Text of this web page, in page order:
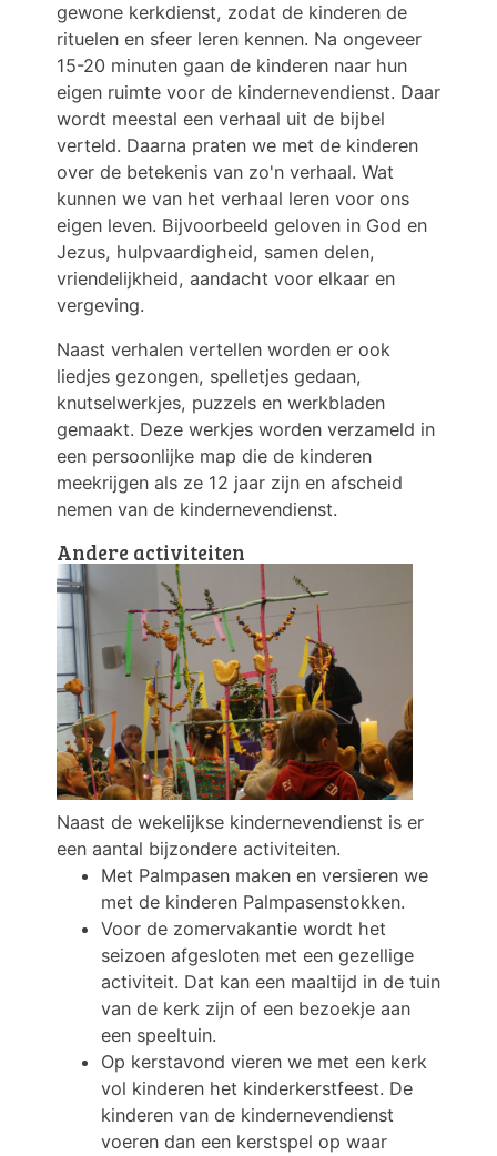
gewone kerkdienst, zodat de kinderen de
rituelen en sfeer leren kennen. Na ongeveer
15-20 minuten gaan de kinderen naar hun
eigen ruimte voor de kindernevendienst. Daar
wordt meestal een verhaal uit de bijbel
verteld. Daarna praten we met de kinderen
over de betekenis van zo'n verhaal. Wat
kunnen we van het verhaal leren voor ons
eigen leven. Bijvoorbeeld geloven in God en
Jezus, hulpvaardigheid, samen delen,
vriendelijkheid, aandacht voor elkaar en
vergeving.
Naast verhalen vertellen worden er ook
liedjes gezongen, spelletjes gedaan,
knutselwerkjes, puzzels en werkbladen
gemaakt. Deze werkjes worden verzameld in
een persoonlijke map die de kinderen
meekrijgen als ze 12 jaar zijn en afscheid
nemen van de kindernevendienst.
Andere activiteiten
Naast de wekelijkse kindernevendienst is er
een aantal bijzondere activiteiten.
Met Palmpasen maken en versieren we
met de kinderen Palmpasenstokken.
Voor de zomervakantie wordt het
seizoen afgesloten met een gezellige
activiteit. Dat kan een maaltijd in de tuin
van de kerk zijn of een bezoekje aan
een speeltuin.
Op kerstavond vieren we met een kerk
vol kinderen het kinderkerstfeest. De
kinderen van de kindernevendienst
voeren dan een kerstspel op waar